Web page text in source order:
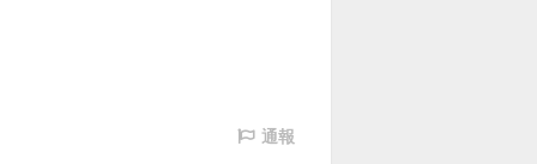
通報